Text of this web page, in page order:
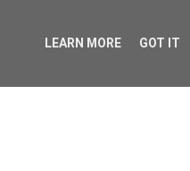
LEARN MORE GOT IT